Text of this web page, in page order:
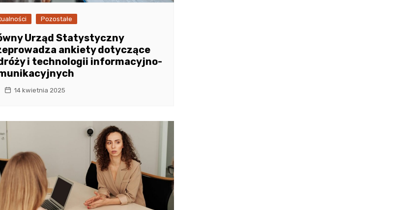
Pozostałe
Urząd Statystyczny
ankiety dotyczące
i technologii informacyjno-
14 kwietnia 2025